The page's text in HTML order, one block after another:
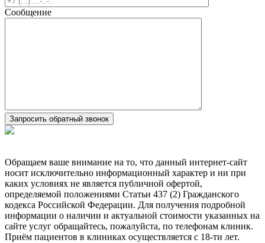
Сообщение
Обращаем ваше внимание на то, что данный интернет-сайт
носит исключительно информационный характер и ни при
каких условиях не является публичной офертой,
определяемой положениями Статьи 437 (2) Гражданского
кодекса Российской Федерации. Для получения подробной
информации о наличии и актуальной стоимости указанных на
сайте услуг обращайтесь, пожалуйста, по телефонам клиник.
Приём пациентов в клиниках осуществляется с 18-ти лет.